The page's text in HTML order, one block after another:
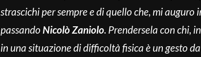
strascichi per sempre e di quello che, mi auguro
passando Nicolò Zaniolo. Prendersela con chi,
in una situazione di difficoltà fisica è un gesto